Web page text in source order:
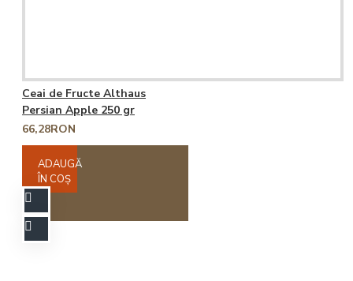
Ceai de Fructe Althaus
Persian Apple 250 gr
66,28RON
ADAUGĂ
ÎN COŞ